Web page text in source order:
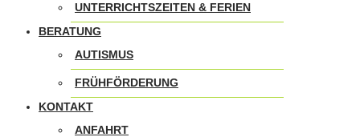
UNTERRICHTSZEITEN & FERIEN
BERATUNG
AUTISMUS
FRÜHFÖRDERUNG
KONTAKT
ANFAHRT